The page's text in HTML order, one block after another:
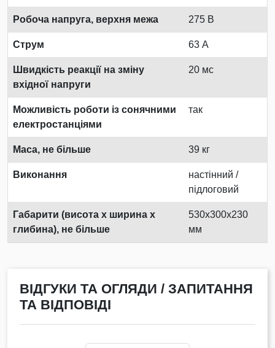
Робоча напруга, верхня межа 275 В
Струм 63 А
Швидкість реакції на зміну
вхідної напруги
20 мс
Можливість роботи із сонячними
електростанціями
так
Маса, не більше 39 кг
Виконання
настінний /
підлоговий
Габарити (висота х ширина х
глибина), не більше
530x300x230
мм
ВІДГУКИ ТА ОГЛЯДИ / ЗАПИТАННЯ
ТА ВІДПОВІДІ